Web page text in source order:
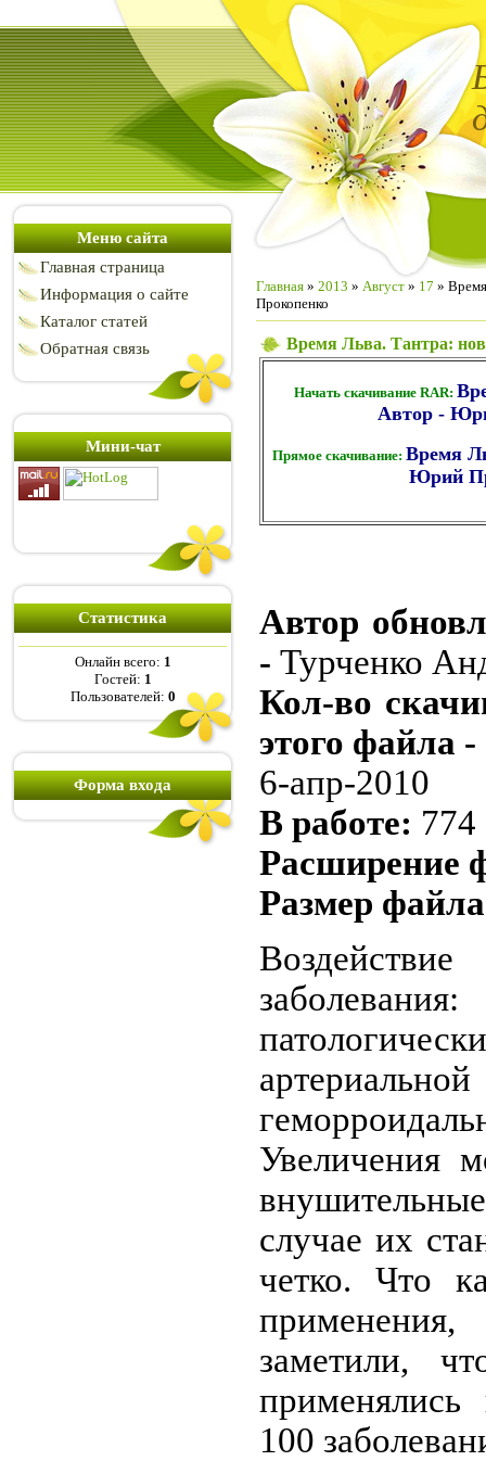
Меню сайта
Главная страница
Информация о сайте
Каталог статей
Обратная связь
Мини-чат
Статистика
Онлайн всего: 1
Гостей: 1
Пользователей: 0
Форма входа
Главная » 2013 » Август » 17 »
Прокопенко
Время Льва. Тантра:
Начать скачивание RAR:
Автор -
Прямое скачивание: Время
Юрий
Автор
- Турченко
Кол-во
этого файла -
6-апр-2010
В работе: 774
Расширение
Размер
Увеличения
случае их
четко. Что
заметили,
100